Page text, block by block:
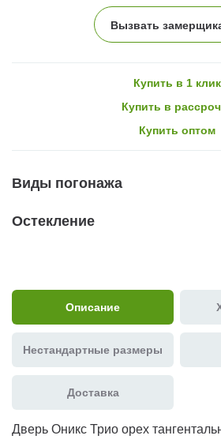
Вызвать
Купить в 1 клик
Купить в
Купить оптом
Виды погонажа
Остекление
Описание
Нестандартные размеры
Доставка
Дверь Оникс Трио орех